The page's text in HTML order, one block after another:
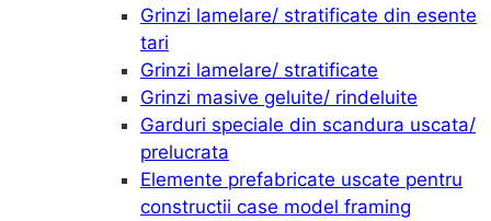
Grinzi lamelare/ stratificate din esente
tari
Grinzi lamelare/ stratificate
Grinzi masive geluite/ rindeluite
Garduri speciale din scandura uscata/
prelucrata
Elemente prefabricate uscate pentru
constructii case model framing